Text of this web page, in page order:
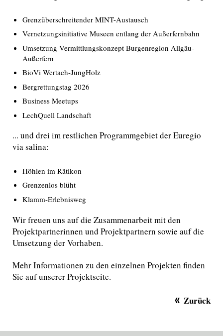
Grenzüberschreitender MINT-Austausch
Vernetzungsinitiative Museen entlang der Außerfernbahn
Umsetzung Vermittlungskonzept Burgenregion Allgäu-
Außerfern
BioVi Wertach-JungHolz
Bergrettungstag 2026
Business Meetups
LechQuell Landschaft
... und drei im restlichen Programmgebiet der Euregio
via salina:
Höhlen im Rätikon
Grenzenlos blüht
Klamm-Erlebnisweg
Wir freuen uns auf die Zusammenarbeit mit den
Projektpartnerinnen und Projektpartnern sowie auf die
Umsetzung der Vorhaben.
Mehr Informationen zu den einzelnen Projekten finden
Sie auf unserer Projektseite.
Zurück